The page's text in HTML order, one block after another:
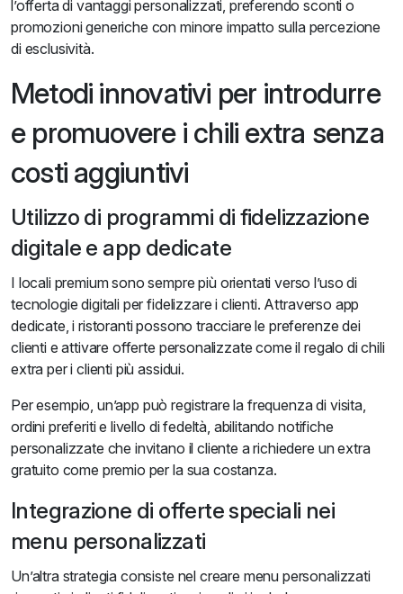
l’offerta di vantaggi personalizzati, preferendo sconti o
promozioni generiche con minore impatto sulla percezione
di esclusività.
Metodi innovativi per introdurre
e promuovere i chili extra senza
costi aggiuntivi
Utilizzo di programmi di fidelizzazione
digitale e app dedicate
I locali premium sono sempre più orientati verso l’uso di
tecnologie digitali per fidelizzare i clienti. Attraverso app
dedicate, i ristoranti possono tracciare le preferenze dei
clienti e attivare offerte personalizzate come il regalo di chili
extra per i clienti più assidui.
Per esempio, un’app può registrare la frequenza di visita,
ordini preferiti e livello di fedeltà, abilitando notifiche
personalizzate che invitano il cliente a richiedere un extra
gratuito come premio per la sua costanza.
Integrazione di offerte speciali nei
menu personalizzati
Un’altra strategia consiste nel creare menu personalizzati